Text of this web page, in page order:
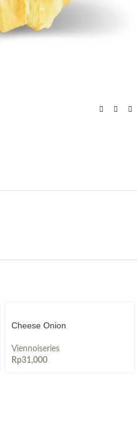
Cheese Onion
Viennoiseries
Rp31,000